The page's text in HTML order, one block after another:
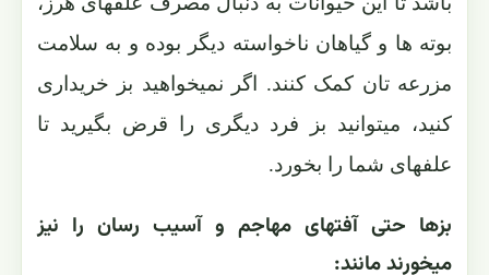
بوته ها و گیاهان ناخواسته دیگر بوده و به سلامت
مزرعه تان کمک کنند. اگر نمیخواهید بز خریداری
کنید، میتوانید بز فرد دیگری را قرض بگیرید تا
علفهای شما را بخورد.
بزها حتی آفتهای مهاجم و آسیب رسان را نیز
میخورند مانند: